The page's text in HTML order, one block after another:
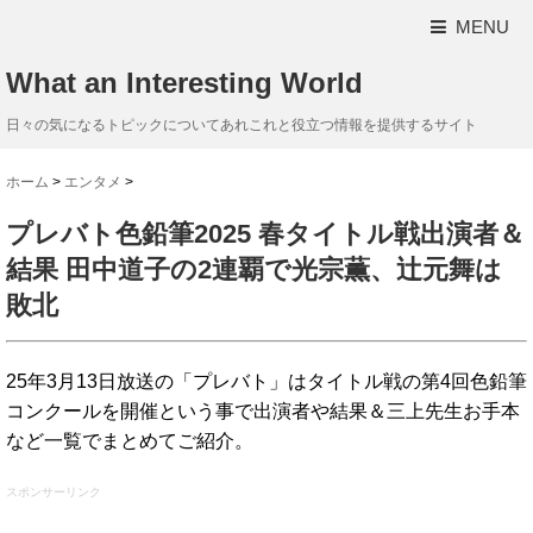
MENU
What an Interesting World
日々の気になるトピックについてあれこれと役立つ情報を提供するサイト
ホーム > エンタメ >
プレバト色鉛筆2025 春タイトル戦出演者＆
結果 田中道子の2連覇で光宗薫、辻元舞は
敗北
25年3月13日放送の「プレバト」はタイトル戦の第4回色鉛筆
コンクールを開催という事で出演者や結果＆三上先生お手本
など一覧でまとめてご紹介。
スポンサーリンク